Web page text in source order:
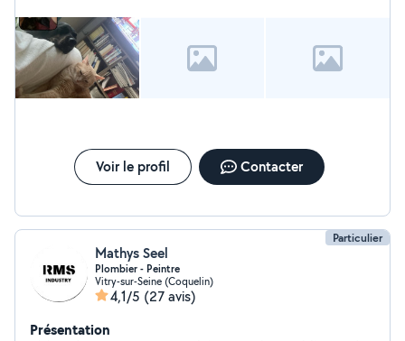
Voir le profil Contacter
Particulier
Mathys Seel
Plombier - Peintre
Vitry-sur-Seine (Coquelin)
4,1/5 (27 avis)
Présentation